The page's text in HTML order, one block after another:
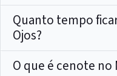
Quanto tempo
Ojos?
O que é cenote no